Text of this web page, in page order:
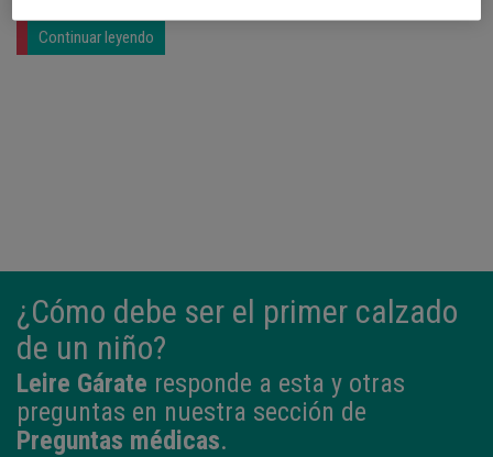
Continuar leyendo
¿Cómo debe ser el primer calzado
de un niño?
Leire Gárate responde a esta y otras
preguntas en nuestra sección de
Preguntas médicas.